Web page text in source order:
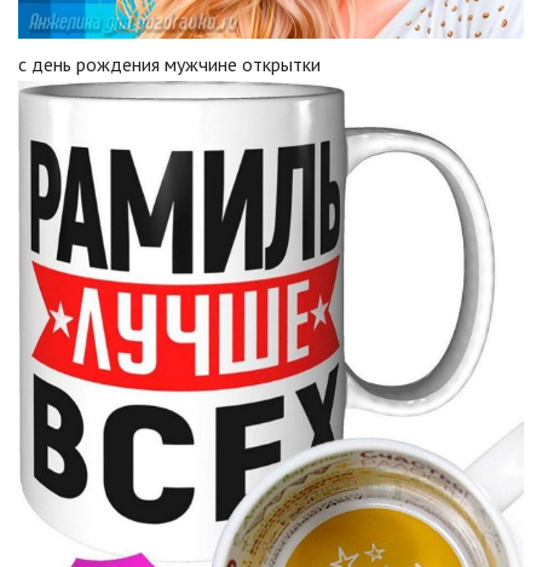
с день рождения мужчине открытки